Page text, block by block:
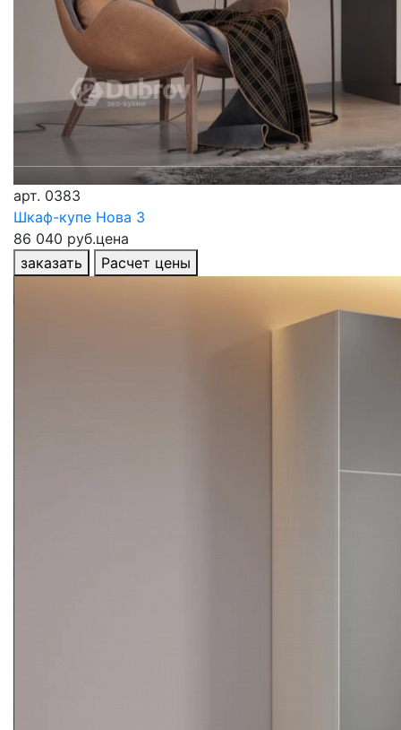
арт. 0383
Шкаф-купе Нова 3
86 040 руб.цена
заказать
Расчет цены